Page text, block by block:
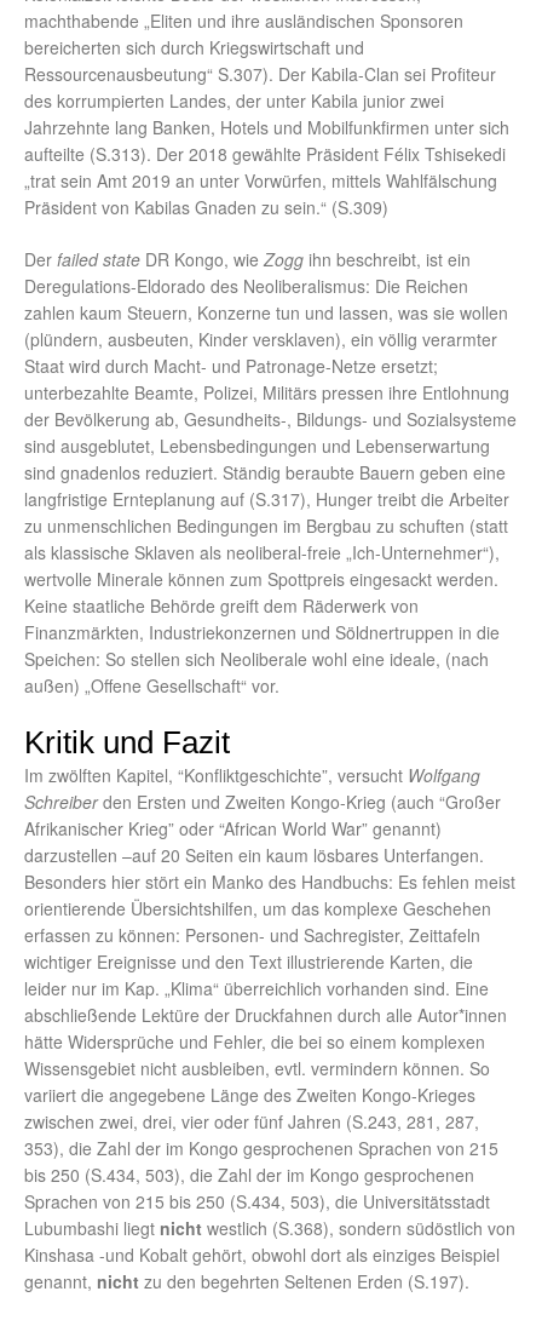
machthabende „Eliten und ihre ausländischen Sponsoren
bereicherten sich durch Kriegswirtschaft und
Ressourcenausbeutung“ S.307). Der Kabila-Clan sei Profiteur
des korrumpierten Landes, der unter Kabila junior zwei
Jahrzehnte lang Banken, Hotels und Mobilfunkfirmen unter sich
aufteilte (S.313). Der 2018 gewählte Präsident Félix Tshisekedi
„trat sein Amt 2019 an unter Vorwürfen, mittels Wahlfälschung
Präsident von Kabilas Gnaden zu sein.“ (S.309)
Der failed state DR Kongo, wieZogg ihn beschreibt, ist ein
Deregulations-Eldorado des Neoliberalismus: Die Reichen
zahlen kaum Steuern, Konzerne tun und lassen, was sie wollen
(plündern, ausbeuten, Kinder versklaven), ein völlig verarmter
Staat wird durch Macht- und Patronage-Netze ersetzt;
unterbezahlte Beamte, Polizei, Militärs pressen ihre Entlohnung
der Bevölkerung ab, Gesundheits-, Bildungs- und Sozialsysteme
sind ausgeblutet, Lebensbedingungen und Lebenserwartung
sind gnadenlos reduziert. Ständig beraubte Bauern geben eine
langfristige Ernteplanung auf (S.317), Hunger treibt die Arbeiter
zu unmenschlichen Bedingungen im Bergbau zu schuften (statt
als klassische Sklaven als neoliberal-freie „Ich-Unternehmer“),
wertvolle Minerale können zum Spottpreis eingesackt werden.
Keine staatliche Behörde greift dem Räderwerk von
Finanzmärkten, Industriekonzernen und Söldnertruppen in die
Speichen: So stellen sich Neoliberale wohl eine ideale, (nach
außen) „Offene Gesellschaft“ vor.
Kritik und Fazit
Im zwölften Kapitel, “Konfliktgeschichte”, versucht Wolfgang
Schreiberden Ersten und Zweiten Kongo-Krieg (auch “Großer
Afrikanischer Krieg” oder “African World War” genannt)
darzustellen –auf 20 Seiten ein kaum lösbares Unterfangen.
Besonders hier stört ein Manko des Handbuchs: Es fehlen meist
orientierende Übersichtshilfen, um das komplexe Geschehen
erfassen zu können: Personen- und Sachregister, Zeittafeln
wichtiger Ereignisse und den Text illustrierende Karten, die
leider nur im Kap. „Klima“ überreichlich vorhanden sind. Eine
abschließende Lektüre der Druckfahnen durch alle Autor*innen
hätte Widersprüche und Fehler, die bei so einem komplexen
Wissensgebiet nicht ausbleiben, evtl. vermindern können. So
variiert die angegebene Länge des Zweiten Kongo-Krieges
zwischen zwei, drei, vier oder fünf Jahren (S.243, 281, 287,
353), die Zahl der im Kongo gesprochenen Sprachen von 215
bis 250 (S.434, 503), die Zahl der im Kongo gesprochenen
Sprachen von 215 bis 250 (S.434, 503), die Universitätsstadt
Lubumbashi liegt nicht westlich (S.368), sondern südöstlich von
Kinshasa -und Kobalt gehört, obwohl dort als einziges Beispiel
genannt, nicht zu den begehrten Seltenen Erden (S.197).